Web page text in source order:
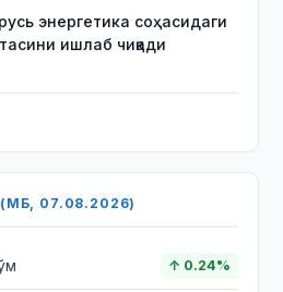
энергетика соҳасидаги
ишлаб чиқади
07.08.2026)
↑ 0.24%